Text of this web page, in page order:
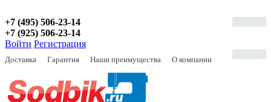
+7 (495) 506-23-14
+7 (925) 506-23-14
Войти Регистрация
Доставка Гарантия Наши преимущества О компании